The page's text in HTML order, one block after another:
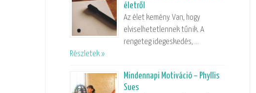
életről
Az élet kemény. Van, hogy
elviselhetetlennek tűnik. A
rengeteg idegeskedés, …
Részletek »
Mindennapi Motiváció – Phyllis
Sues